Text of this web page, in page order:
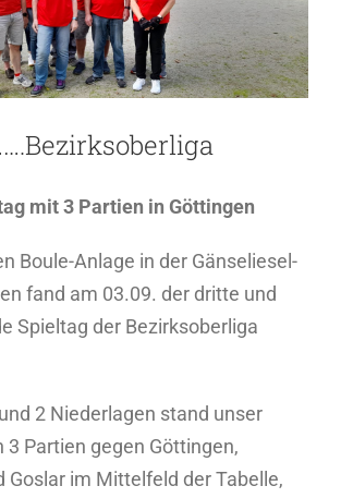
mit 3 Partien in Göttingen
Boule-Anlage in der Gänseliesel-
fand am 03.09. der dritte und
Spieltag der Bezirksoberliga
2 Niederlagen stand unser
3 Partien gegen Göttingen,
Goslar im Mittelfeld der Tabelle,